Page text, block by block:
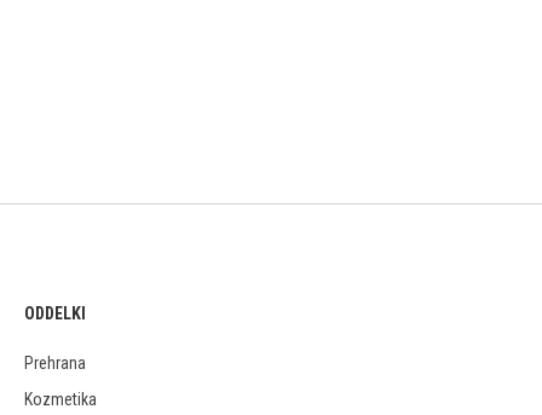
ODDELKI
Prehrana
Kozmetika